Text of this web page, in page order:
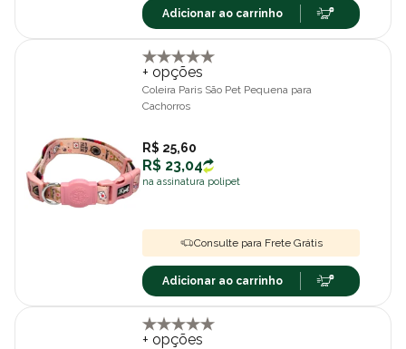
Adicionar ao carrinho
+ opções
Coleira Paris São Pet Pequena para
Cachorros
R$ 25,60
R$ 23,04
na assinatura polipet
Consulte para Frete Grátis
Adicionar ao carrinho
+ opções